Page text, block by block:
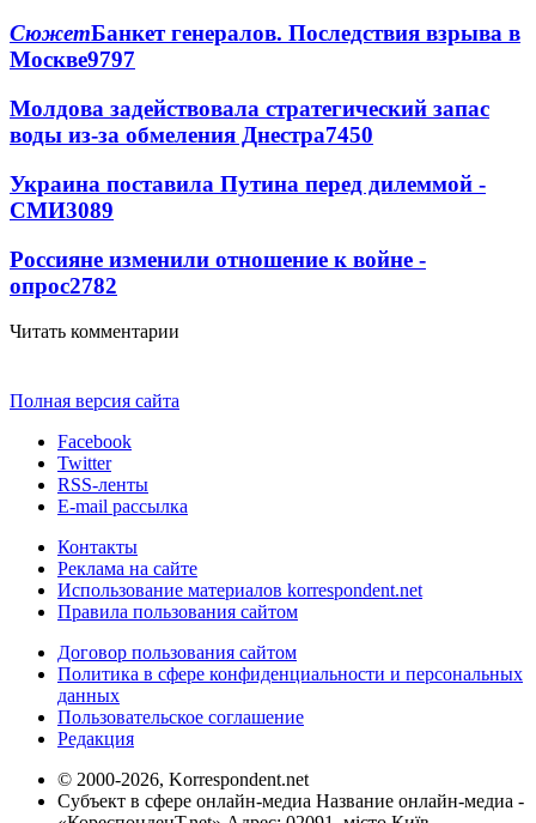
СюжетБанкет генералов. Последствия взрыва в
Москве9797
Молдова задействовала стратегический запас
воды из-за обмеления Днестра7450
Украина поставила Путина перед дилеммой -
СМИ3089
Россияне изменили отношение к войне -
опрос2782
Читать комментарии
Полная версия сайта
Facebook
Twitter
RSS-ленты
E-mail рассылка
Контакты
Реклама на сайте
Использование материалов korrespondent.net
Правила пользования сайтом
Договор пользования сайтом
Политика в сфере конфиденциальности и персональных
данных
Пользовательское соглашение
Редакция
© 2000-2026, Korrespondent.net
Субъект в сфере онлайн-медиа Название онлайн-медиа -